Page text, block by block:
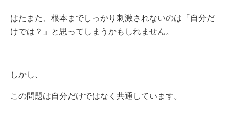
はたまた、根本までしっかり刺激されないのは「自分だ
けでは？」と思ってしまうかもしれません。
しかし、
この問題は自分だけではなく共通しています。